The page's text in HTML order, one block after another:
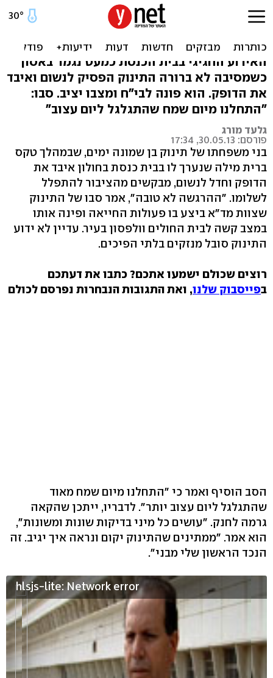
ההתמוטטות בברית:
"ממתינים שהתינוק יקום"
האירוע החגיגי בבית הכנסת כמעט נגמר באסון
כשמסיבה לא ברורה התינוק הפסיק לנשום ואיבד
את הדופק. הוא פונה לבי"ח ומצבו יציב. סבו:
"התחלנו מיום שמח שהתגלגל ליום עצוב"
גלעד מורג
פורסם: 30.05.13, 17:34
בני משפחתו של תינוק בן שמונה ימים, שבמהלך טקס
ברית מילה שנערך לו בבית כנסת בחולון איבד את
הדופק וחדל לנשום, מבקשים מהציבור להתפלל
לשלומו. "ההרגשה לא טובה", אמר סבו של התינוק
שצוות מד"א ביצע בו פעולות החייאה ופינה אותו
במצב קשה לבית החולים וולפסון בעיר. עדיין לא ידוע
התינוק סובל מנזקים בלתי הפיכים.
רוצים שכולם ישמעו אתכם? כתבו את דעתכם
בפייסבוק שלנו, ואת התגובות הנבחרות נפרסם לכולם
הסב הוסיף ואמר כי "התחלנו מיום שמח מאוד
שהתגלגל ליום עצוב יותר". לדבריו, ייתכן שהקאה
גרמה לחנק. "עושים כל מיני בדיקות שונות ומשונות",
הוא אמר. "ממתינים שהתינוק יקום ונראה איך יגיב. זה
הנכד הראשון שלי מבני".
hlsjs-lite: Network error